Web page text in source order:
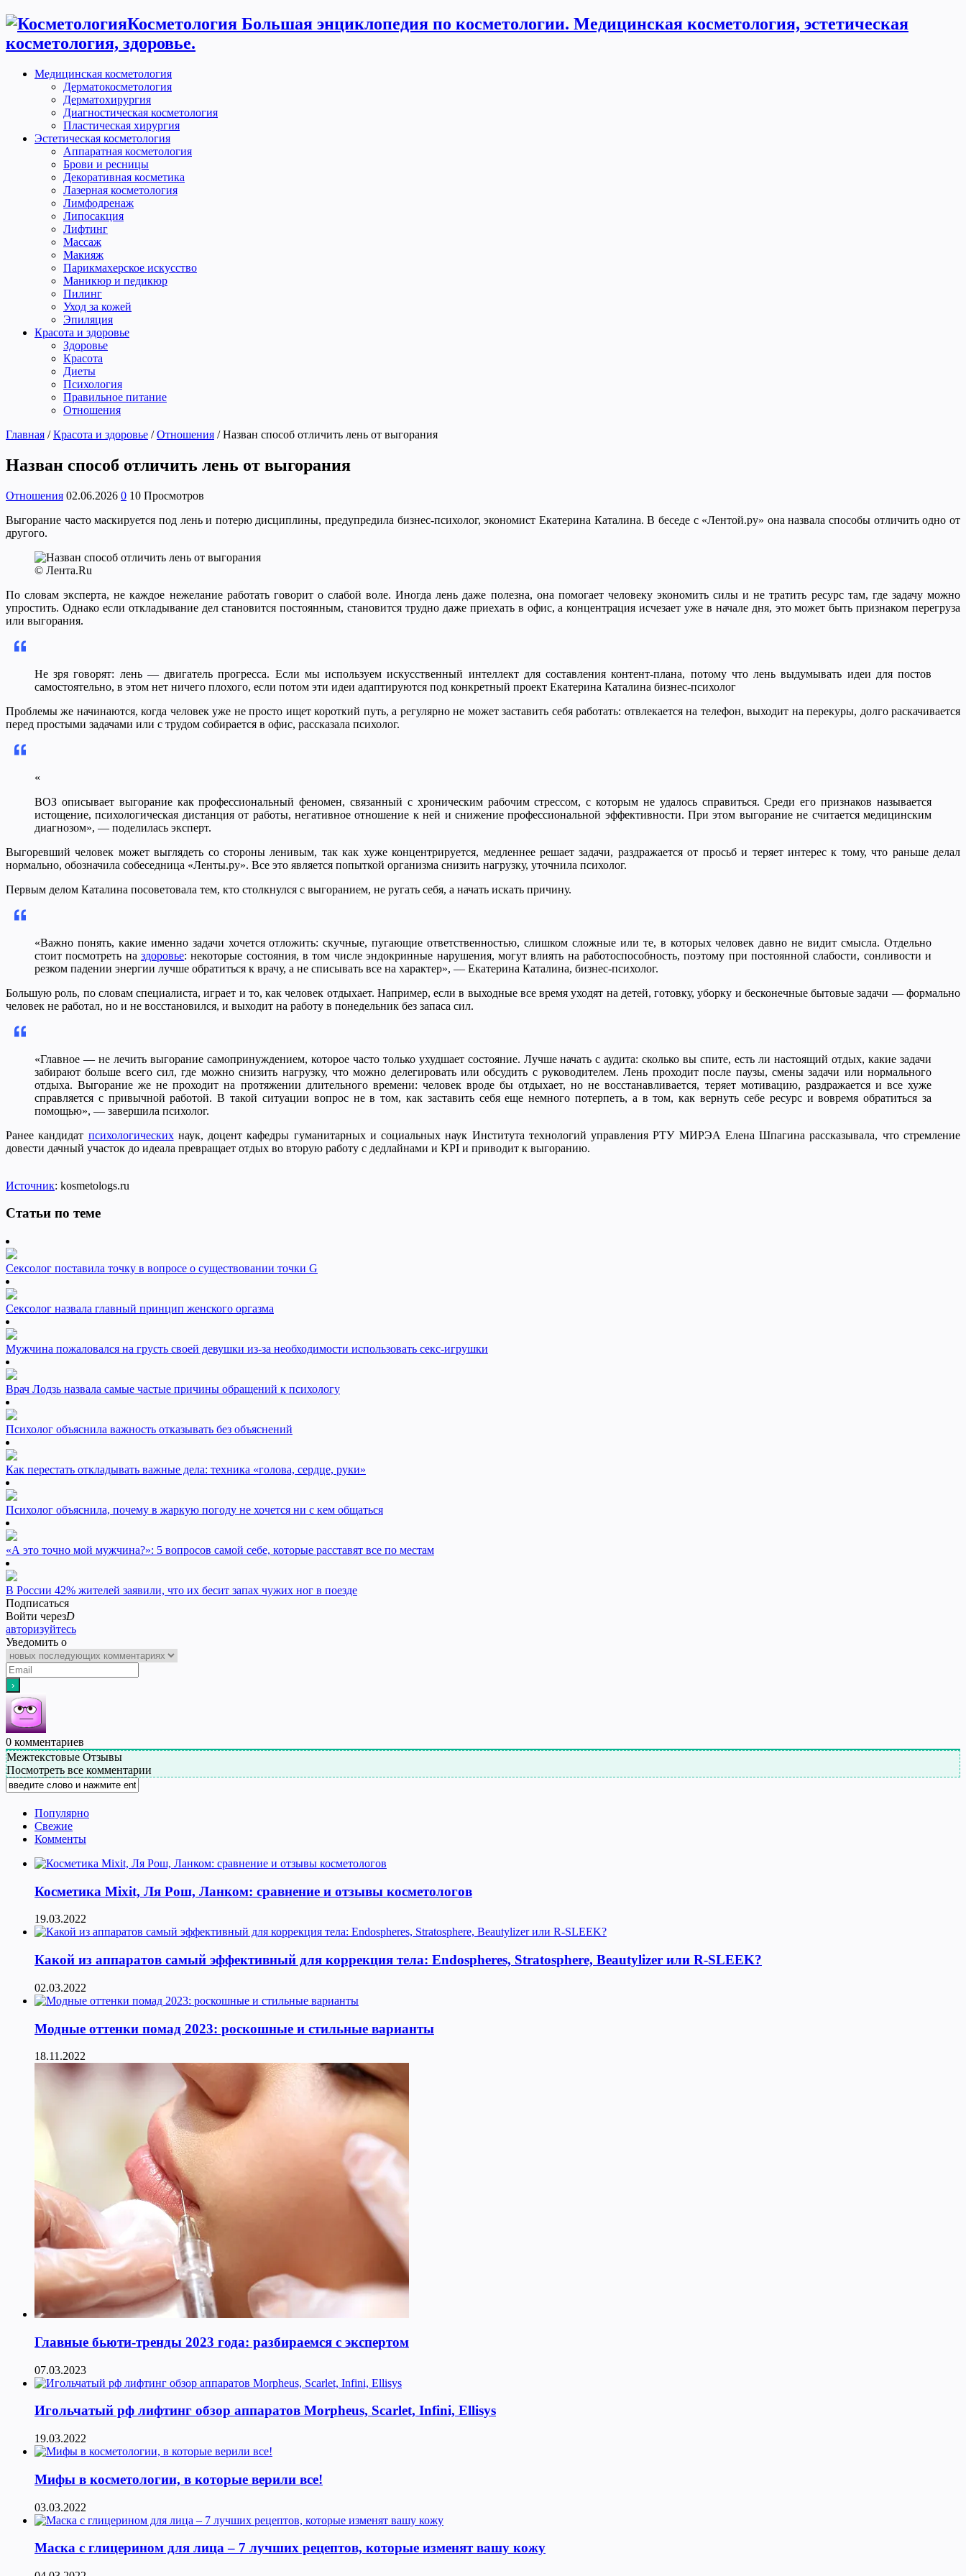
Косметология Большая энциклопедия по косметологии. Медицинская косметология, эстетическая
косметология, здоровье.
Медицинская косметология
Дерматокосметология
Дерматохирургия
Диагностическая косметология
Пластическая хирургия
Эстетическая косметология
Аппаратная косметология
Брови и ресницы
Декоративная косметика
Лазерная косметология
Лимфодренаж
Липосакция
Лифтинг
Массаж
Макияж
Парикмахерское искусство
Маникюр и педикюр
Пилинг
Уход за кожей
Эпиляция
Красота и здоровье
Здоровье
Красота
Диеты
Психология
Правильное питание
Отношения
Главная / Красота и здоровье / Отношения / Назван способ отличить лень от выгорания
Назван способ отличить лень от выгорания
Отношения 02.06.2026 0 10 Просмотров
Выгорание часто маскируется под лень и потерю дисциплины, предупредила бизнес-психолог, экономист Екатерина Каталина. В беседе с «Лентой.ру» она назвала способы отличить одно от
другого.
© Лента.Ru
По словам эксперта, не каждое нежелание работать говорит о слабой воле. Иногда лень даже полезна, она помогает человеку экономить силы и не тратить ресурс там, где задачу можно
упростить. Однако если откладывание дел становится постоянным, становится трудно даже приехать в офис, а концентрация исчезает уже в начале дня, это может быть признаком перегруза
или выгорания.
Не зря говорят: лень — двигатель прогресса. Если мы используем искусственный интеллект для составления контент-плана, потому что лень выдумывать идеи для постов
самостоятельно, в этом нет ничего плохого, если потом эти идеи адаптируются под конкретный проект Екатерина Каталина бизнес-психолог
Проблемы же начинаются, когда человек уже не просто ищет короткий путь, а регулярно не может заставить себя работать: отвлекается на телефон, выходит на перекуры, долго раскачивается
перед простыми задачами или с трудом собирается в офис, рассказала психолог.
«
ВОЗ описывает выгорание как профессиональный феномен, связанный с хроническим рабочим стрессом, с которым не удалось справиться. Среди его признаков называется
истощение, психологическая дистанция от работы, негативное отношение к ней и снижение профессиональной эффективности. При этом выгорание не считается медицинским
диагнозом», — поделилась эксперт.
Выгоревший человек может выглядеть со стороны ленивым, так как хуже концентрируется, медленнее решает задачи, раздражается от просьб и теряет интерес к тому, что раньше делал
нормально, обозначила собеседница «Ленты.ру». Все это является попыткой организма снизить нагрузку, уточнила психолог.
Первым делом Каталина посоветовала тем, кто столкнулся с выгоранием, не ругать себя, а начать искать причину.
«Важно понять, какие именно задачи хочется отложить: скучные, пугающие ответственностью, слишком сложные или те, в которых человек давно не видит смысла. Отдельно
стоит посмотреть наздоровье: некоторые состояния, в том числе эндокринные нарушения, могут влиять на работоспособность, поэтому при постоянной слабости, сонливости и
резком падении энергии лучше обратиться к врачу, а не списывать все на характер», — Екатерина Каталина, бизнес-психолог.
Большую роль, по словам специалиста, играет и то, как человек отдыхает. Например, если в выходные все время уходят на детей, готовку, уборку и бесконечные бытовые задачи — формально
человек не работал, но и не восстановился, и выходит на работу в понедельник без запаса сил.
«Главное — не лечить выгорание самопринуждением, которое часто только ухудшает состояние. Лучше начать с аудита: сколько вы спите, есть ли настоящий отдых, какие задачи
забирают больше всего сил, где можно снизить нагрузку, что можно делегировать или обсудить с руководителем. Лень проходит после паузы, смены задачи или нормального
отдыха. Выгорание же не проходит на протяжении длительного времени: человек вроде бы отдыхает, но не восстанавливается, теряет мотивацию, раздражается и все хуже
справляется с привычной работой. В такой ситуации вопрос не в том, как заставить себя еще немного потерпеть, а в том, как вернуть себе ресурс и вовремя обратиться за
помощью», — завершила психолог.
Ранее кандидат психологическихнаук, доцент кафедры гуманитарных и социальных наук Института технологий управления РТУ МИРЭА Елена Шпагина рассказывала, что стремление
довести дачный участок до идеала превращает отдых во вторую работу с дедлайнами и KPI и приводит к выгоранию.
Источник: kosmetologs.ru
Статьи по теме
Сексолог поставила точку в вопросе о существовании точки G
Сексолог назвала главный принцип женского оргазма
Мужчина пожаловался на грусть своей девушки из-за необходимости использовать секс-игрушки
Врач Лодзь назвала самые частые причины обращений к психологу
Психолог объяснила важность отказывать без объяснений
Как перестать откладывать важные дела: техника «голова, сердце, руки»
Психолог объяснила, почему в жаркую погоду не хочется ни с кем общаться
«А это точно мой мужчина?»: 5 вопросов самой себе, которые расставят все по местам
В России 42% жителей заявили, что их бесит запах чужих ног в поезде
Подписаться
Войти черезD
авторизуйтесь
Уведомить о
0 комментариев
Межтекстовые Отзывы
Посмотреть все комментарии
Популярно
Свежие
Комменты
Косметика Мixit, Ля Рош, Ланком: сравнение и отзывы косметологов
19.03.2022
Какой из аппаратов самый эффективный для коррекция тела: Endospheres, Stratosphere, Beautylizer или R-SLEEK?
02.03.2022
Модные оттенки помад 2023: роскошные и стильные варианты
18.11.2022
Главные бьюти-тренды 2023 года: разбираемся с экспертом
07.03.2023
Игольчатый рф лифтинг обзор аппаратов Morpheus, Scarlet, Infini, Ellisys
19.03.2022
Мифы в косметологии, в которые верили все!
03.03.2022
Маска с глицерином для лица – 7 лучших рецептов, которые изменят вашу кожу